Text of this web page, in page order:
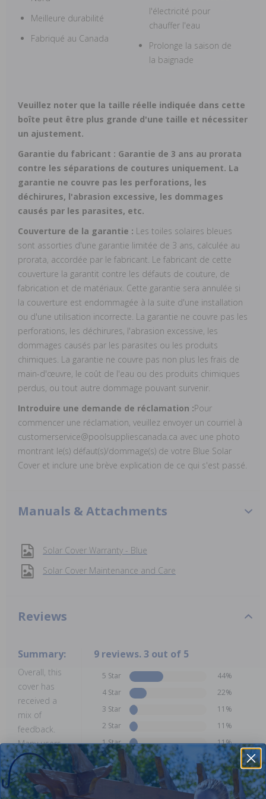
Meilleure durabilité
Fabriqué au Canada
l'électricité pour
chauffer l'eau
Prolonge la saison de
la baignade
Veuillez noter que la taille réelle indiquée dans cette
boîte peut être plus grande d'une taille et nécessiter
un ajustement.
Garantie du fabricant : Garantie de 3 ans au prorata
contre les séparations de coutures uniquement. La
garantie ne couvre pas les perforations, les
déchirures, l'abrasion excessive, les dommages
causés par les parasites, etc.
Couverture de la garantie : Les toiles solaires bleues
sont assorties d'une garantie limitée de 3 ans, calculée au
prorata, accordée par le fabricant. Le fabricant de cette
couverture la garantit contre les défauts de couture, de
fabrication et de matériaux. Cette garantie sera annulée si
la couverture est endommagée à la suite d'une installation
ou d'une utilisation incorrecte. La garantie ne couvre pas les
perforations, les déchirures, l'abrasion excessive, les
dommages causés par les parasites ou les produits
chimiques. La garantie ne couvre pas non plus les frais de
main-d'œuvre, le coût de l'eau ou des produits chimiques
perdus, ou tout autre dommage pouvant survenir.
Introduire une demande de réclamation :Pour
commencer une réclamation, veuillez envoyer un courriel à
customerservice@poolsuppliescanada.ca avec une photo
montrant le(s) défaut(s)/dommage(s) de votre Blue Solar
Cover et inclure une brève explication de ce qui s'est passé.
Manuals & Attachments
Solar Cover Warranty - Blue
Solar Cover Maintenance and Care
Reviews
Summary:
Overall, this
cover has
received a
mix of
feedback.
Many users
praise its
effectiveness
and
9 reviews. 3 out of 5
5 Star
44%
4 Star
22%
3 Star
11%
2 Star
11%
1 Star
11%